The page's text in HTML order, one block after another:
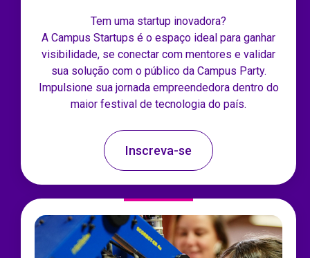
Tem uma startup inovadora?
A Campus Startups é o espaço ideal para ganhar
visibilidade, se conectar com mentores e validar
sua solução com o público da Campus Party.
Impulsione sua jornada empreendedora dentro do
maior festival de tecnologia do país.
Inscreva-se